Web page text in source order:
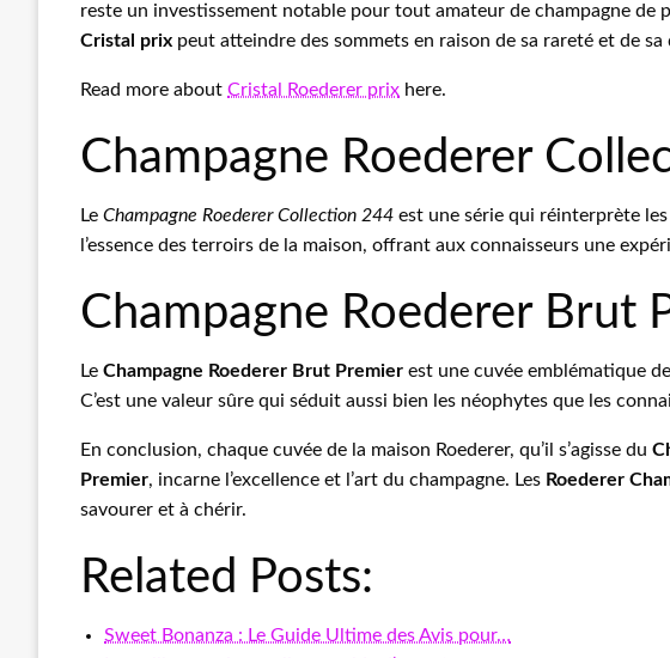
reste un investissement notable pour tout amateur de champagne de
Cristal prix peut atteindre des sommets en raison de sa rareté et de
Read more about Cristal Roederer prix here.
Champagne Roederer
Le Champagne Roederer Collection 244 est une série qui réinterprète
l’essence des terroirs de la maison, offrant aux connaisseurs une
Champagne Roederer Brut
Le Champagne Roederer Brut Premier est une cuvée emblématique
C’est une valeur sûre qui séduit aussi bien les néophytes que les
En conclusion, chaque cuvée de la maison Roederer, qu’il s’agisse du
Premier, incarne l’excellence et l’art du champagne. Les Roederer
savourer et à chérir.
Related Posts:
Sweet Bonanza : Le Guide Ultime des Avis pour…